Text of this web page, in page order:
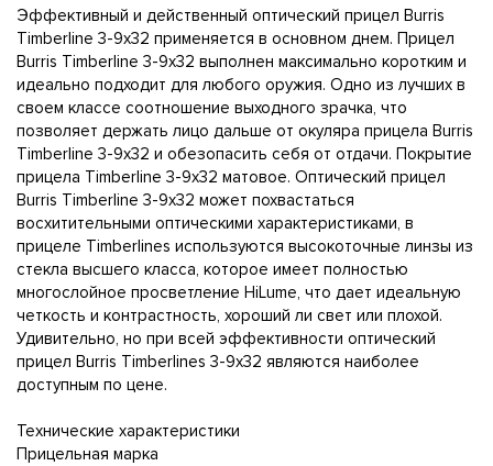
Эффективный и действенный оптический прицел Burris
Timberline 3-9x32 применяется в основном днем. Прицел
Burris Timberline 3-9x32 выполнен максимально коротким и
идеально подходит для любого оружия. Одно из лучших в
своем классе соотношение выходного зрачка, что
позволяет держать лицо дальше от окуляра прицела Burris
Timberline 3-9x32 и обезопасить себя от отдачи. Покрытие
прицела Timberline 3-9x32 матовое. Оптический прицел
Burris Timberline 3-9x32 может похвастаться
восхитительными оптическими характеристиками, в
прицеле Timberlines используются высокоточные линзы из
стекла высшего класса, которое имеет полностью
многослойное просветление HiLume, что дает идеальную
четкость и контрастность, хороший ли свет или плохой.
Удивительно, но при всей эффективности оптический
прицел Burris Timberlines 3-9x32 являются наиболее
доступным по цене.
Технические характеристики
Прицельная марка